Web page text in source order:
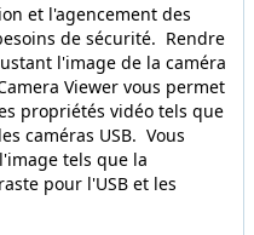
et l'agencement des
de sécurité. Rendre
l'image de la caméra
Viewer vous permet
propriétés vidéo tels que
caméras USB. Vous
tels que la
pour l'USB et les